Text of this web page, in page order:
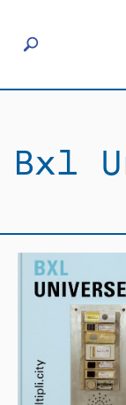
Éditeurs
Actualités
Rencontres
Bxl